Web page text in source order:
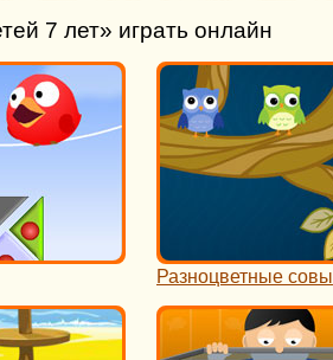
7 лет» играть онлайн
Разноцветные совы